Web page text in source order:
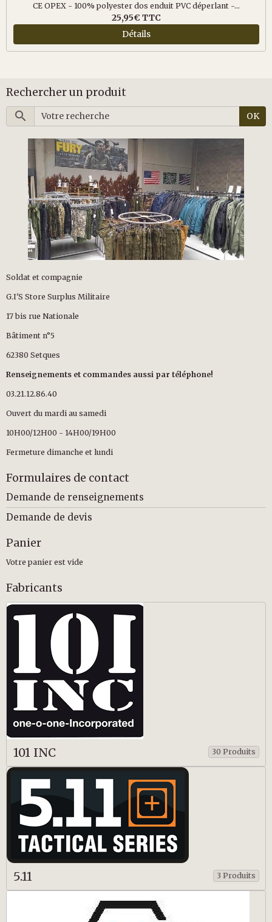
CE OPEX - 100% polyester dos enduit PVC déperlant -...
25,95€ TTC
Détails
Rechercher un produit
OK
Soldat et compagnie
G.I'S Store Surplus Militaire
17 bis rue Nationale
Bâtiment n°5
62380 Setques
Renseignements et commandes aussi par téléphone!
03.21.12.86.40
Ouvert du mardi au samedi
10H00/12H00 - 14H00/19H00
Fermeture dimanche et lundi
Formulaires de contact
Demande de renseignements
Demande de devis
Panier
Votre panier est vide
Fabricants
101 INC 30 Produits
5.11 3 Produits